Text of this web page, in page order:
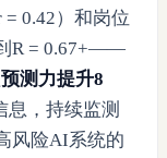
= 0.42）和岗位
R = 0.67+——
预测力提升8
，持续监测
风险AI系统的